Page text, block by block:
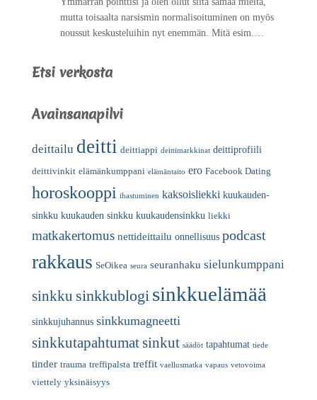
mutta toisaalta narsismin normalisoituminen on myös
noussut keskusteluihin nyt enemmän. Mitä esim.…
Etsi verkosta
Avainsanapilvi
deittailu deitti deittiappi deittimarkkinat deittiprofiili
deittivinkit elämänkumppani elämäntaito ero Facebook Dating
horoskooppi ihastuminen kaksoisliekki kuukauden-
sinkku kuukauden sinkku kuukaudensinkku liekki
matkakertomus nettideittailu onnellisuus podcast
rakkaus SeOikea seura seuranhaku sielunkumppani
sinkku sinkkublogi sinkkuelämää
sinkkujuhannus sinkkumagneetti
sinkkutapahtumatsinkut säädöt tapahtumat tiede
tinder trauma treffipalsta treffit vaellusmatka vapaus vetovoima
viettely yksinäisyys